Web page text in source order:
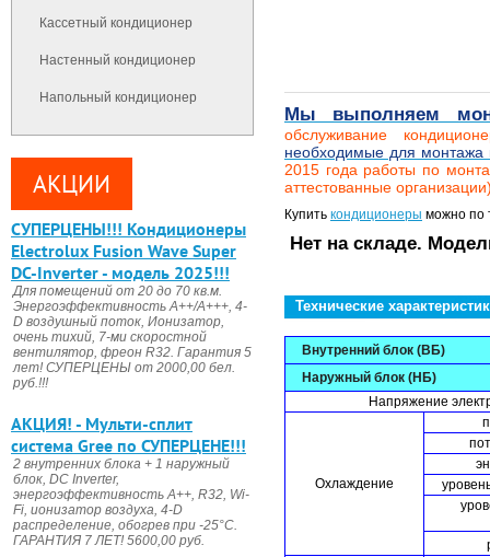
Кассетный кондиционер
Настенный кондиционер
Напольный кондиционер
АКЦИИ
CУПЕРЦЕНЫ!!! Кондиционеры
Electrolux Fusion Wave Super
DC-Inverter - модель 2025!!!
Для помещений от 20 до 70 кв.м.
Энергоэффективность А++/А+++, 4-
D воздушный поток, Ионизатор,
очень тихий, 7-ми скоростной
вентилятор, фреон R32. Гарантия 5
лет! СУПЕРЦЕНЫ от 2000,00 бел.
руб.!!!
АКЦИЯ! - Мульти-сплит
система Gree по СУПЕРЦЕНЕ!!!
2 внутренних блока + 1 наружный
блок, DC Invertеr,
энергоэффективность А++, R32, Wi-
Fi, ионизатор воздуха, 4-D
распределение, обогрев при -25°С.
ГАРАНТИЯ 7 ЛЕТ! 5600,00 руб.
Мы выполняем
обслуживание
необходимые для монтажа
2015 года работы по
аттестованные
Купить кондиционеры можно по
Нет на складе.
Технические
Внутренний блок (ВБ)
Наружный блок (НБ)
Напряжение
Охлаждение